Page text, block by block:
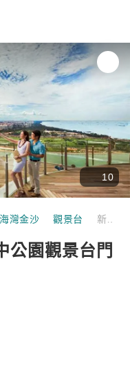
10
灣金沙 觀景台
公園觀景台門